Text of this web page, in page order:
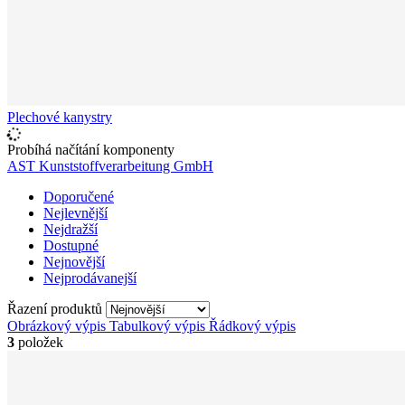
Plechové kanystry
Probíhá načítání komponenty
AST Kunststoffverarbeitung GmbH
Doporučené
Nejlevnější
Nejdražší
Dostupné
Nejnovější
Nejprodávanejší
Řazení produktů
Obrázkový výpis Tabulkový výpis Řádkový výpis
3 položek